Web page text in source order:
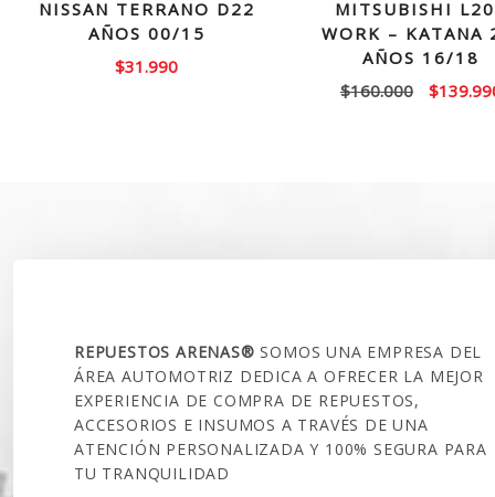
NISSAN TERRANO D22
AÑOS 00/15
$31.990
MITSUBISHI
WORK – KATANA
AÑOS 16/18
$160.000
El
$
REPUESTOS ARENAS®SOMOS UNA EMPRESA DEL
ÁREA AUTOMOTRIZ DEDICA A OFRECER LA MEJOR
EXPERIENCIA DE COMPRA DE REPUESTOS,
ACCESORIOS E INSUMOS A TRAVÉS DE UNA
ATENCIÓN PERSONALIZADA Y 100% SEGURA PARA
TU TRANQUILIDAD